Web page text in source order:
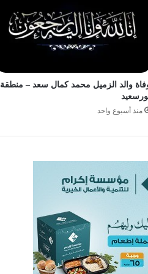
والد الزميل محمد كمال سعد – منطقة
منذ أسبوع واحد